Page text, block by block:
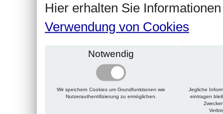
Hier erhalten Sie
Verwendung von Cookies
Notwendig
Wir speichern Cookies um Grundfunktionen wie
Nutzerauthentifizierung zu ermöglichen.
Jegliche
eintragen